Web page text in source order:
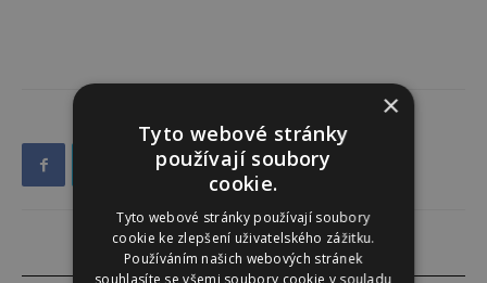
×
Tyto webové stránky
používají soubory
cookie.
Tyto webové stránky používají soubory
cookie ke zlepšení uživatelského zážitku.
Používáním našich webových stránek
souhlasíte se všemi soubory cookie v souladu